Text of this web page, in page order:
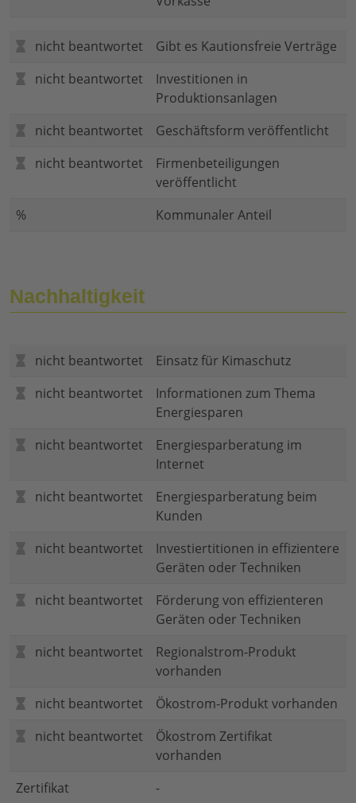
nicht beantwortet
Gibt es Kautionsfreie Verträge
nicht beantwortet
Investitionen in
Produktionsanlagen
nicht beantwortet
Geschäftsform veröffentlicht
nicht beantwortet
Firmenbeteiligungen
veröffentlicht
%
Kommunaler Anteil
Nachhaltigkeit
nicht beantwortet
Einsatz für Kimaschutz
nicht beantwortet
Informationen zum Thema
Energiesparen
nicht beantwortet
Energiesparberatung im
Internet
nicht beantwortet
Energiesparberatung beim
Kunden
nicht beantwortet
Investiertitionen in effizientere
Geräten oder Techniken
nicht beantwortet
Förderung von effizienteren
Geräten oder Techniken
nicht beantwortet
Regionalstrom-Produkt
vorhanden
nicht beantwortet
Ökostrom-Produkt vorhanden
nicht beantwortet
Ökostrom Zertifikat
vorhanden
Zertifikat
-